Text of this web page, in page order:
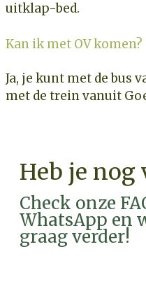
uitklap-bed.
Kan ik met OV komen?
Ja, je kunt met de bus
met de trein vanuit
Heb je nog
Check onze
WhatsApp en
graag verder!